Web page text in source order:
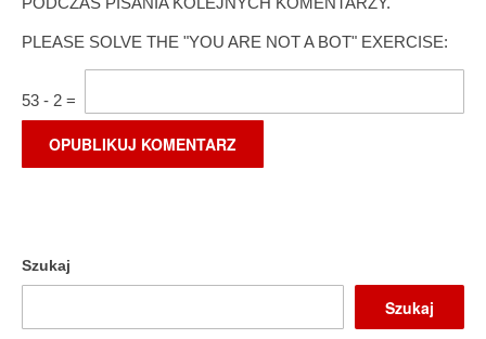
PLEASE SOLVE THE "YOU ARE NOT A BOT" EXERCISE:
53 - 2 =
Szukaj
Szukaj